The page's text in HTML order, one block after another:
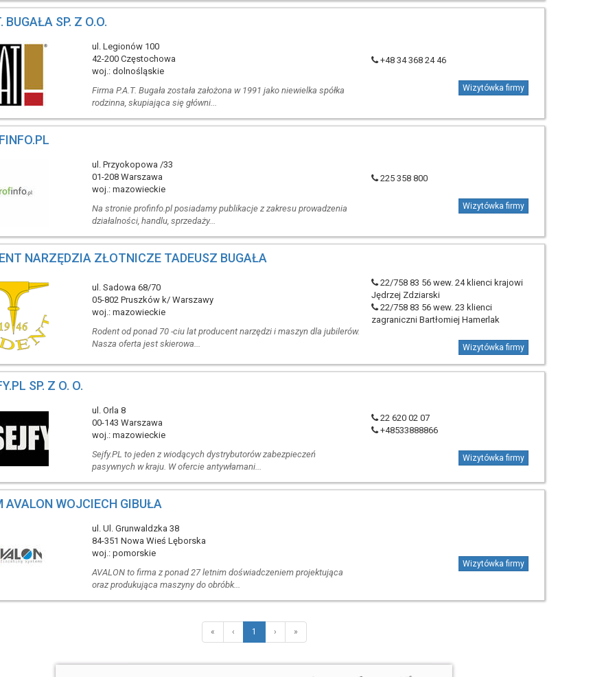
BUGAŁA SP. Z O.O.
ul. Legionów 100
42-200 Częstochowa
woj.: dolnośląskie
Firma P.A.T. Bugała została założona w 1991 jako niewielka spółka
rodzinna, skupiająca się główni...
+48 34 368 24 46
Wizytówka firmy
ul. Przyokopowa /33
01-208 Warszawa
woj.: mazowieckie
Na stronie profinfo.pl posiadamy publikacje z zakresu prowadzenia
działalności, handlu, sprzedaży...
225 358 800
Wizytówka firmy
NARZĘDZIA ZŁOTNICZE TADEUSZ BUGAŁA
ul. Sadowa 68/70
05-802 Pruszków k/ Warszawy
woj.: mazowieckie
Rodent od ponad 70 -ciu lat producent narzędzi i maszyn dla jubilerów.
Nasza oferta jest skierowa...
22/758 83 56 wew. 24 klienci krajowi
Jędrzej Zdziarski
22/758 83 56 wew. 23 klienci
zagraniczni Bartłomiej Hamerlak
Wizytówka firmy
SP. Z O. O.
ul. Orla 8
00-143 Warszawa
woj.: mazowieckie
Sejfy.PL to jeden z wiodących dystrybutorów zabezpieczeń
pasywnych w kraju. W ofercie antywłamani...
22 620 02 07
+48533888866
Wizytówka firmy
AVALON WOJCIECH GIBUŁA
ul. Ul. Grunwaldzka 38
84-351 Nowa Wieś Lęborska
woj.: pomorskie
AVALON to firma z ponad 27 letnim doświadczeniem projektująca
oraz produkująca maszyny do obróbk...
Wizytówka firmy
« ‹ 1 › »